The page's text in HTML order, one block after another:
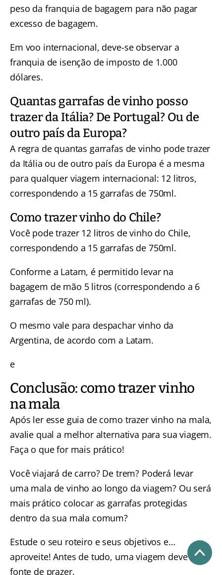
peso da franquia de bagagem para não pagar
excesso de bagagem.
Em voo internacional, deve-se observar a
franquia de isenção de imposto de 1.000
dólares.
Quantas garrafas de vinho posso
trazer da Itália? De Portugal? Ou de
outro país da Europa?
A regra de quantas garrafas de vinho pode trazer
da Itália ou de outro país da Europa é a mesma
para qualquer viagem internacional: 12 litros,
correspondendo a 15 garrafas de 750ml.
Como trazer vinho do Chile?
Você pode trazer 12 litros de vinho do Chile,
correspondendo a 15 garrafas de 750ml.
Conforme a Latam, é permitido levar na
bagagem de mão 5 litros (correspondendo a 6
garrafas de 750 ml).
O mesmo vale para despachar vinho da
Argentina, de acordo com a Latam.
e
Conclusão: como trazer vinho
na mala
Após ler esse guia de como trazer vinho na mala,
avalie qual a melhor alternativa para sua viagem.
Faça o que for mais prático!
Você viajará de carro? De trem? Poderá levar
uma mala de vinho ao longo da viagem? Ou será
mais prático colocar as garrafas protegidas
dentro da sua mala comum?
Estude o seu roteiro e seus objetivos e…
aproveite! Antes de tudo, uma viagem deve ser
fonte de prazer.